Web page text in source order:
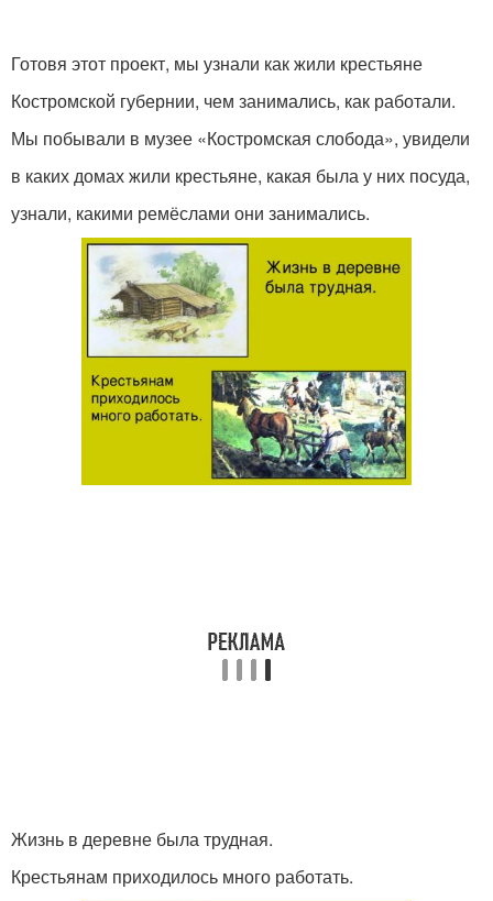
Готовя этот проект, мы узнали как жили крестьяне
Костромской губернии, чем занимались, как работали.
Мы побывали в музее «Костромская слобода», увидели
в каких домах жили крестьяне, какая была у них посуда,
узнали, какими ремёслами они занимались.
Жизнь в деревне была трудная.
Крестьянам приходилось много работать.